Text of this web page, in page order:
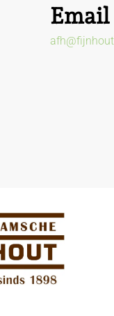
Email